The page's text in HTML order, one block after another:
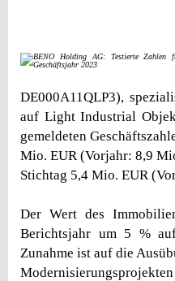
DE000A11QLP3),
auf Light Industrial
gemeldeten
Mio. EUR (Vorjahr: 8,9
Stichtag 5,4 Mio. EUR
Der Wert des
Berichtsjahr um 5 %
Zunahme ist auf die